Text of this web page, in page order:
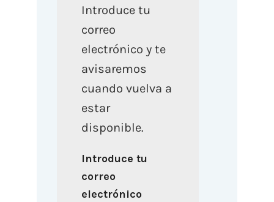
Introduce tu
correo
electrónico y te
avisaremos
cuando vuelva a
estar
disponible.
Introduce tu
correo
electrónico